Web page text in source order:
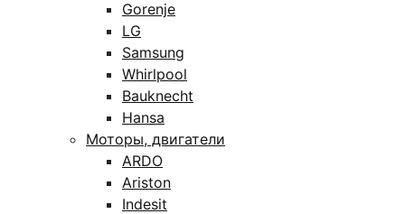
Gorenje
LG
Samsung
Whirlpool
Bauknecht
Hansa
Моторы, двигатели
ARDO
Ariston
Indesit